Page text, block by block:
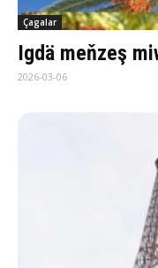
Çagalar
Ig­dä meň­zeş
2026-03-06